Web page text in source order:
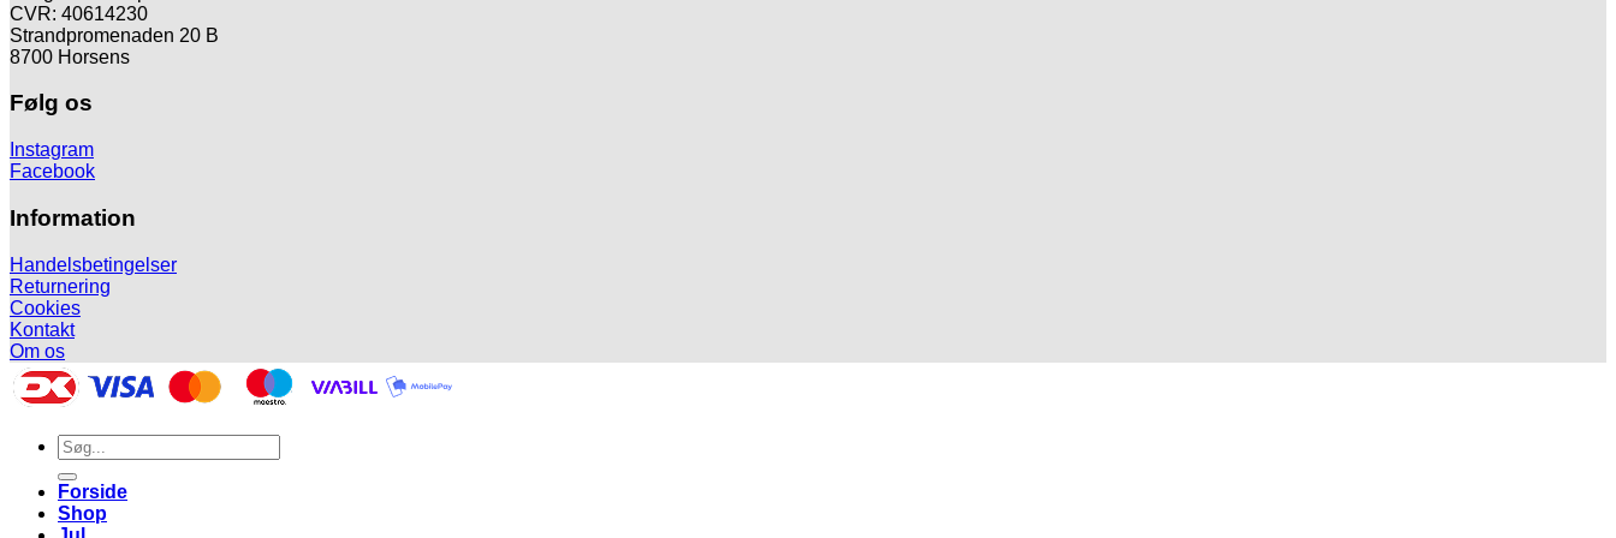
CVR: 40614230
Strandpromenaden 20 B
8700 Horsens
Følg os
Instagram
Facebook
Information
Handelsbetingelser
Returnering
Cookies
Kontakt
Om os
Søg
efter:
Forside
Shop